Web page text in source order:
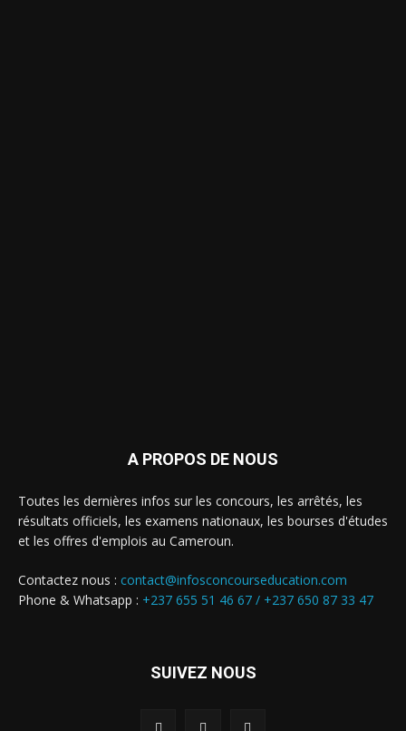
A PROPOS DE NOUS
Toutes les dernières infos sur les concours, les arrêtés, les
résultats officiels, les examens nationaux, les bourses d'études
et les offres d'emplois au Cameroun.
Contactez nous : contact@infosconcourseducation.com
Phone & Whatsapp : +237 655 51 46 67 / +237 650 87 33 47
SUIVEZ NOUS